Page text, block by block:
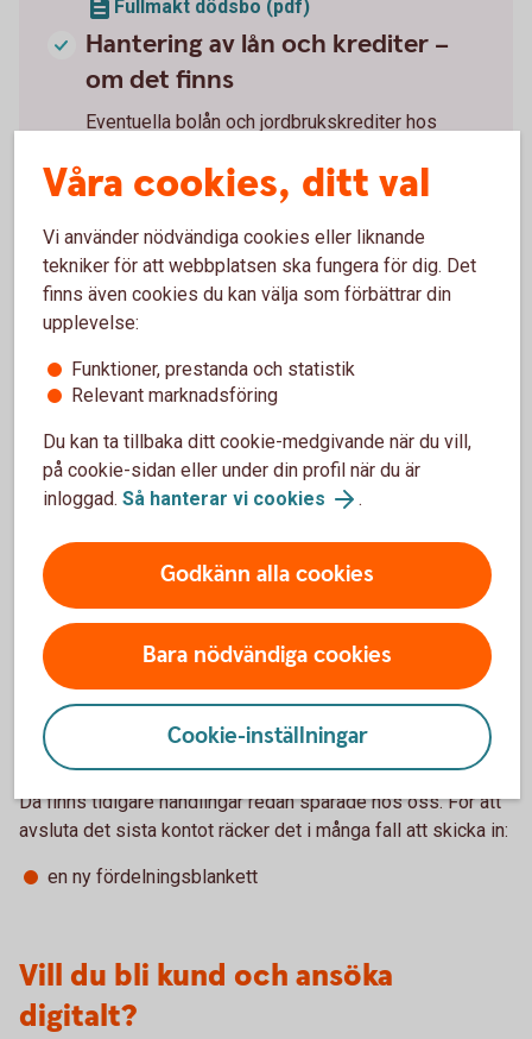
Fullmakt dödsbo (pdf)
Hantering av lån och krediter –
om det finns
Eventuella bolån och jordbrukskrediter hos
övertagna innan tillgångar kan betalas ut. Andra
krediter hos oss löses i samband med
utbetalningen.
Skicka in handlingarna till oss
Sörmlands Sparbank
Affärsstöd
641 22 Katrineholm.
Om du redan har haft ett ärende hos oss
Har du tidigare skickat in handlingar och fått tillgångar
utbetalda, men valt att behålla ett konto för exempelvis
framtida skatt eller en bostadsförsäljning?
Då finns tidigare handlingar redan sparade hos oss. För att
avsluta det sista kontot räcker det i många fall att skicka in:
en ny fördelningsblankett
Vill du bli kund och ansöka
digitalt?
Våra cookies, ditt val
Vi använder nödvändiga cookies eller liknande
tekniker för att webbplatsen ska fungera för dig. Det
finns även cookies du kan välja som förbättrar din
upplevelse:
Funktioner, prestanda och statistik
Relevant marknadsföring
Du kan ta tillbaka ditt cookie-medgivande när du vill,
på cookie-sidan eller under din profil när du är
inloggad. Så hanterar vi cookies .
Godkänn alla cookies
Bara nödvändiga cookies
Cookie-inställningar